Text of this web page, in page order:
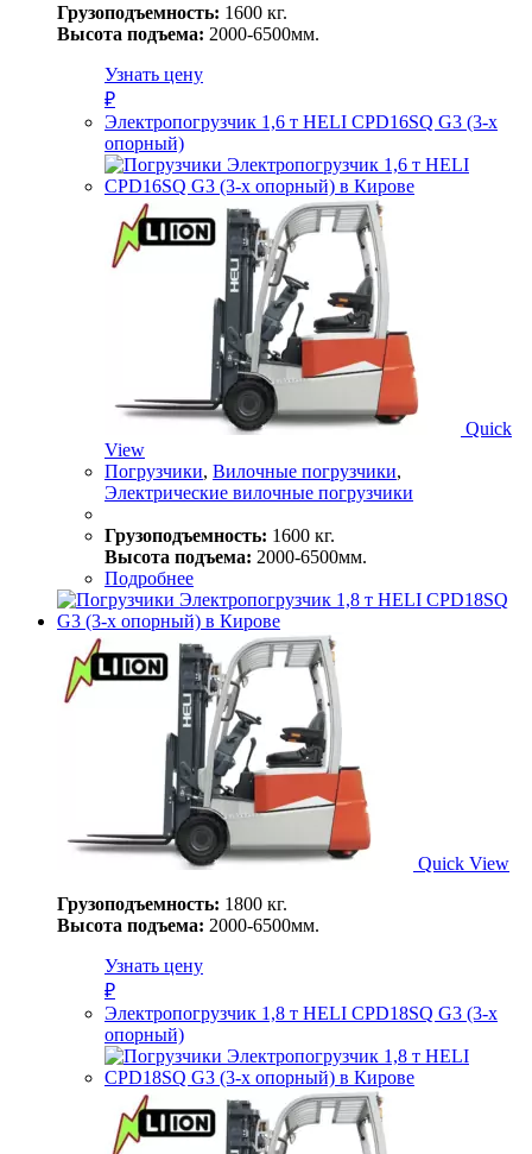
Грузоподъемность: 1600 кг.
Высота подъема: 2000-6500мм.
Узнать цену
₽
Электропогрузчик 1,6 т HELI CPD16SQ G3 (3-х
опорный)
Quick
View
Погрузчики, Вилочные погрузчики,
Электрические вилочные погрузчики
Грузоподъемность: 1600 кг.
Высота подъема: 2000-6500мм.
Подробнее
Quick View
Грузоподъемность: 1800 кг.
Высота подъема: 2000-6500мм.
Узнать цену
₽
Электропогрузчик 1,8 т HELI CPD18SQ G3 (3-х
опорный)